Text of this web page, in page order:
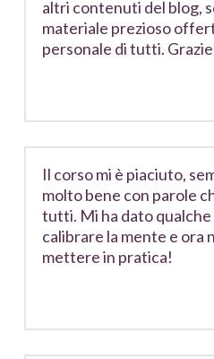
altri contenuti del blog,
materiale prezioso
personale di tutti.
Il corso mi è piaciuto,
molto bene con parole
tutti. Mi ha dato
calibrare la mente e ora
mettere in pratica!